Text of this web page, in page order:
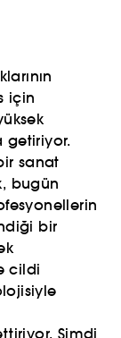
için
getiriyor.
sanat
bugün
bir
cildi
Şimdi